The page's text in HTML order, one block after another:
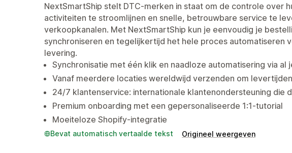
NextSmartShip stelt DTC-merken in staat om de controle over
activiteiten te stroomlijnen en snelle, betrouwbare service te
verkoopkanalen. Met NextSmartShip kun je eenvoudig je
synchroniseren en tegelijkertijd het hele proces automatiseren
levering.
Synchronisatie met één klik en naadloze automatisering via al
Vanaf meerdere locaties wereldwijd verzenden om
24/7 klantenservice: internationale klantenondersteuning die
Premium onboarding met een gepersonaliseerde 1:1-tutorial
Moeiteloze Shopify-integratie
Bevat automatisch vertaalde tekst Origineel weergeven